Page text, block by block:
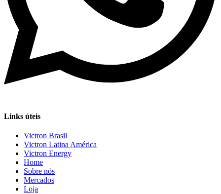
Links úteis
Victron Brasil
Victron Latina América
Victron Energy
Home
Sobre nós
Mercados
Loja